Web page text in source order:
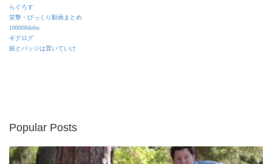
らぐろす
笑撃・びっくり動画まとめ
100000dobu
ギグログ
銃とバッジは置いていけ
Popular Posts